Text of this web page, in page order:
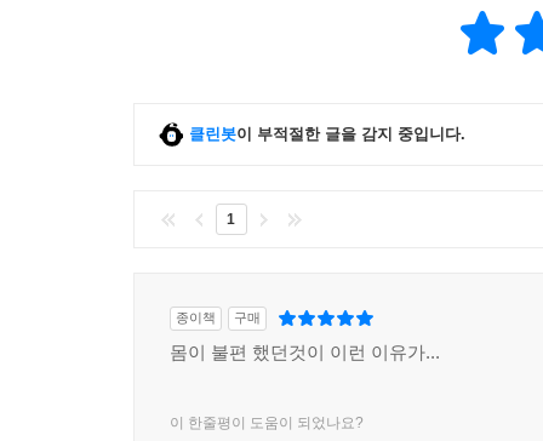
클린봇이 부적절한 글을 감지 중입니다.
1
종이책 구매
몸이 불편 했던것이 이런 이유가...
이 한줄평이 도움이 되었나요?